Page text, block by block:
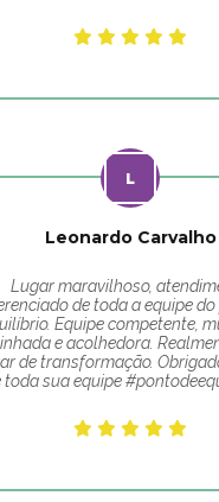
Leonardo Carvalho
Lugar maravilhoso,
de toda a equipe
Equipe competente,
e acolhedora.
de transformação.
toda sua equipe